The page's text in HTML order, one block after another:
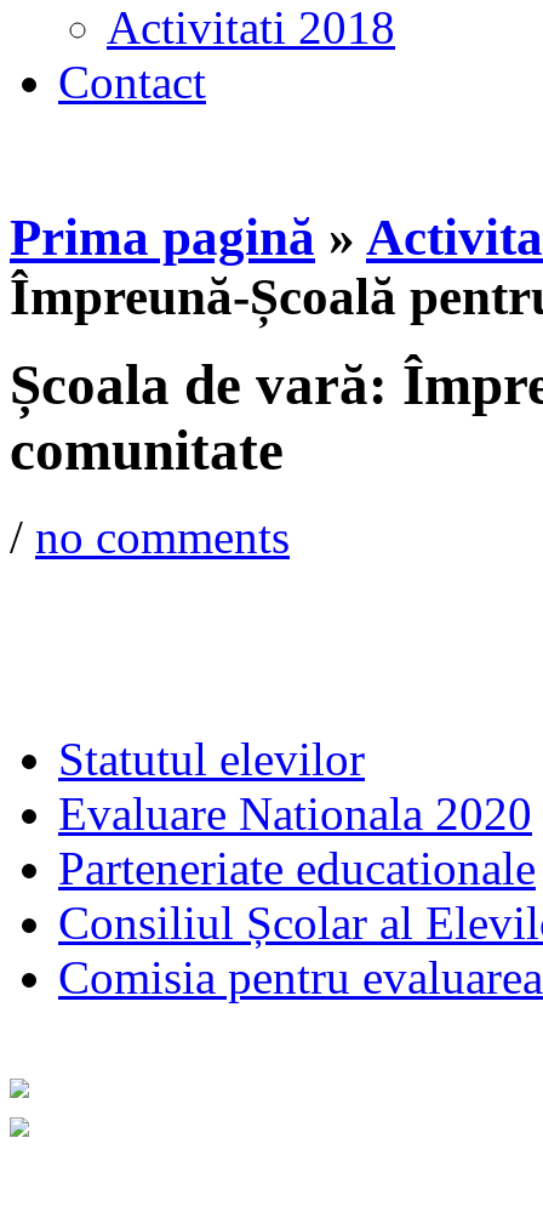
Activitati 2018
Contact
Prima pagină »
Împreună-Școală
Școala de vară:
comunitate
/ no comments
Statutul elevilor
Evaluare Nationala 2020
Parteneriate educationale
Consiliul Școlar al
Comisia pentru